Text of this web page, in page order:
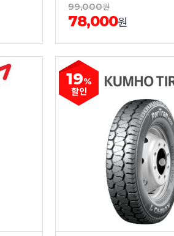
99,000원
78,000원
19%
할인